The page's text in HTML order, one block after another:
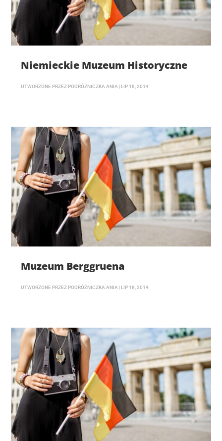
Niemieckie Muzeum Historyczne
UTWORZONE PRZEZ PODRÓŻNICZKA ANIA | LIP 18, 2014
Muzeum Berggruena
UTWORZONE PRZEZ PODRÓŻNICZKA ANIA | LIP 18, 2014